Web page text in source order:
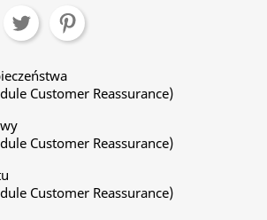
Customer Reassurance)
Customer Reassurance)
Customer Reassurance)